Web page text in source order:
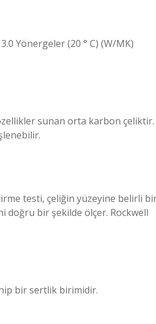
Yönergeler (20 ° C) (W/MK)
sunan orta karbon çeliktir.
testi, çeliğin yüzeyine belirli
doğru bir şekilde ölçer. Rockwell
bir sertlik birimidir.